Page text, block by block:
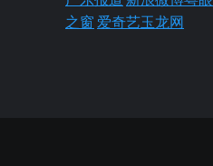
之窗 爱奇艺玉龙网